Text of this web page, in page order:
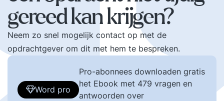
gereed kan krijgen?
Neem zo snel mogelijk contact op met de
opdrachtgever om dit met hem te bespreken.
Word pro
Pro-abonnees downloaden gratis
het Ebook met 479 vragen en
antwoorden over